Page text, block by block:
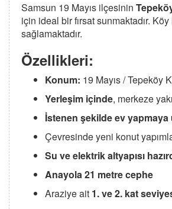
Samsun 19 Mayıs ilçesinin
için ideal bir fırsat sunmaktadır.
sağlamaktadır.
Özellikleri:
Konum: 19 Mayıs / Tepeköy
Yerleşim içinde, merkeze
İstenen şekilde ev yapmaya
Çevresinde yeni konut
Su ve elektrik altyapısı
Anayola 21 metre cephe
Araziye ait 1. ve 2. kat